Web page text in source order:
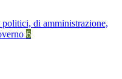
di amministrazione,
6